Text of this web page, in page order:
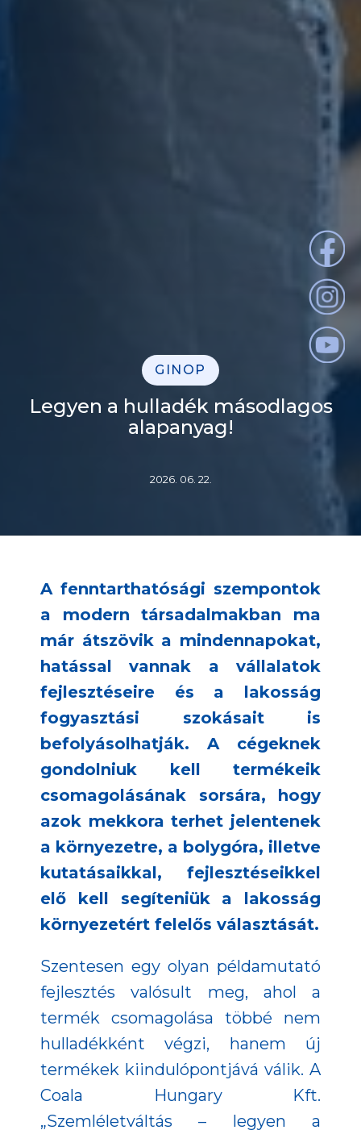
GINOP
Legyen a hulladék másodlagos
alapanyag!
2026. 06. 22.
A fenntarthatósági szempontok
a modern társadalmakban ma
már átszövik a mindennapokat,
hatással vannak a vállalatok
fejlesztéseire és a lakosság
fogyasztási szokásait is
befolyásolhatják. A cégeknek
gondolniuk kell termékeik
csomagolásának sorsára, hogy
azok mekkora terhet jelentenek
a környezetre, a bolygóra, illetve
kutatásaikkal, fejlesztéseikkel
elő kell segíteniük a lakosság
környezetért felelős választását.
Szentesen egy olyan példamutató
fejlesztés valósult meg, ahol a
termék csomagolása többé nem
hulladékként végzi, hanem új
termékek kiindulópontjává válik. A
Coala Hungary Kft.
„Szemléletváltás – legyen a